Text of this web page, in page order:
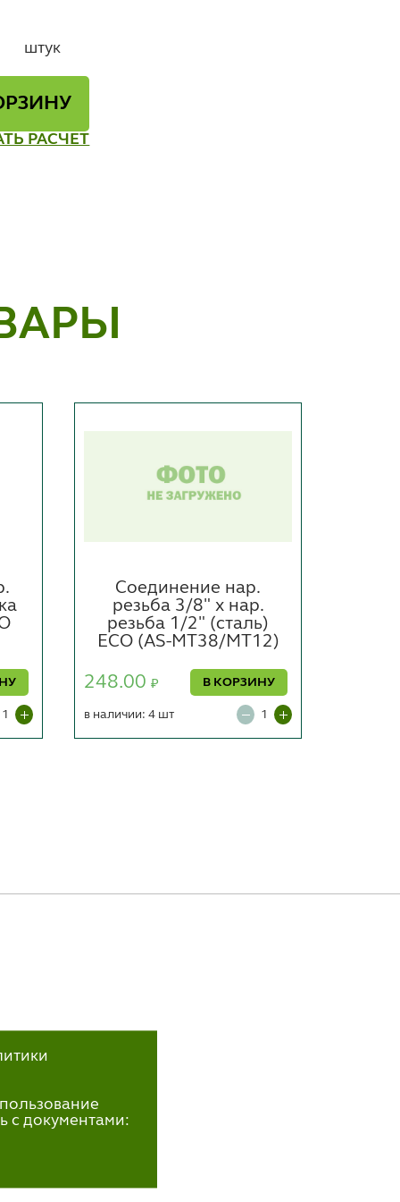
штук
РАСЧЕТ
Соединение нар.
резьба 3/8" х нар.
резьба 1/2" (сталь)
ECO (AS-MT38/MT12)
248.00₽ В КОРЗИНУ
в наличии: 4 шт
с документами: